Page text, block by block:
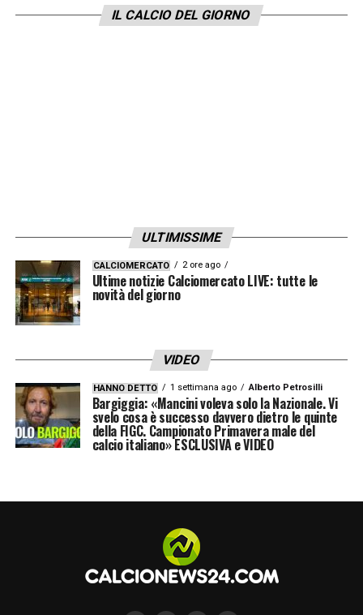
IL CALCIO DEL GIORNO
ULTIMISSIME
CALCIOMERCATO 2 ore ago
Ultime notizie Calciomercato LIVE: tutte le
novità del giorno
VIDEO
HANNO DETTO 1 settimana ago Alberto Petrosilli
Bargiggia: «Mancini voleva solo la Nazionale. Vi
svelo cosa è successo davvero dietro le quinte
della FIGC. Campionato Primavera male del
calcio italiano» ESCLUSIVA e VIDEO